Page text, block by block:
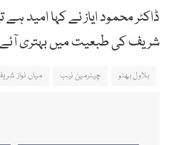
ڈاکٹر محمود ایاز نے کہا امید ہے
شریف کی طبعیت میں بہتری
بلاول بھٹو چیئرمین نیب میاں نواز